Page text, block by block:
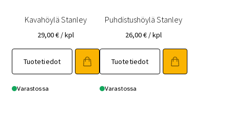
Kavahöylä Stanley
29,00€ / kpl
Tuotetiedot
Varastossa
Puhdistushöylä Stanley
26,00€ / kpl
Tuotetiedot
Varastossa